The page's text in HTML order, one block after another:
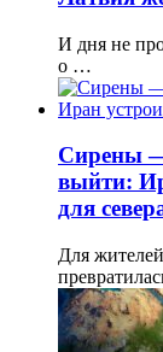
И дня не
о …
Сирены
выйти:
для
Для